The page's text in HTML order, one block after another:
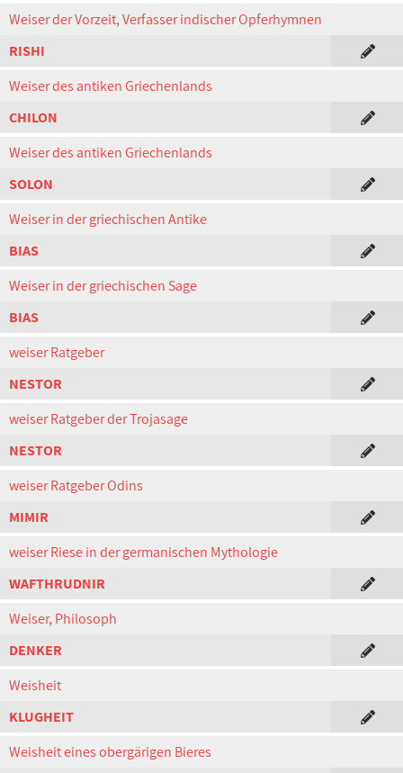
Weiser der Vorzeit, Verfasser indischer Opferhymnen
RISHI
Weiser des antiken Griechenlands
CHILON
Weiser des antiken Griechenlands
SOLON
Weiser in der griechischen Antike
BIAS
Weiser in der griechischen Sage
BIAS
weiser Ratgeber
NESTOR
weiser Ratgeber der Trojasage
NESTOR
weiser Ratgeber Odins
MIMIR
weiser Riese in der germanischen Mythologie
WAFTHRUDNIR
Weiser, Philosoph
DENKER
Weisheit
KLUGHEIT
Weisheit eines obergärigen Bieres